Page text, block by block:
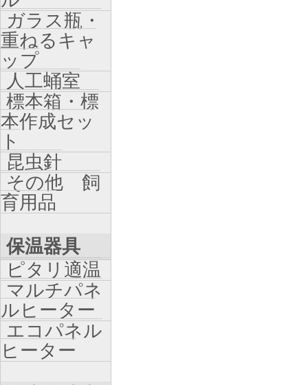
ガラス瓶・
重ねるキャ
ップ
人工蛹室
標本箱・標
本作成セッ
ト
昆虫針
その他 飼
育用品
保温器具
ピタリ適温
マルチパネ
ルヒーター
エコパネル
ヒーター